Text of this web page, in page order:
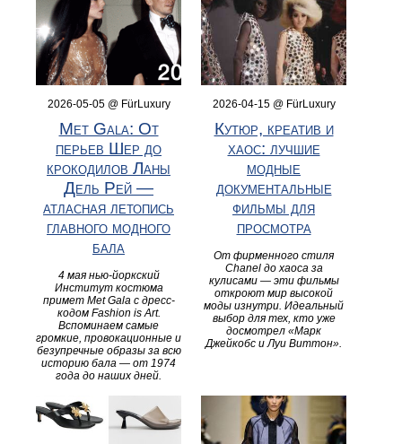
2026-05-05 @ FürLuxury
Met Gala: От
перьев Шер до
крокодилов Ланы
Дель Рей —
атласная летопись
главного модного
бала
4 мая нью-йоркский
Институт костюма
примет Met Gala с дресс-
кодом Fashion is Art.
Вспоминаем самые
громкие, провокационные и
безупречные образы за всю
историю бала — от 1974
года до наших дней.
2026-04-15 @ FürLuxury
Кутюр, креатив и
хаос: лучшие
модные
документальные
фильмы для
просмотра
От фирменного стиля
Chanel до хаоса за
кулисами — эти фильмы
откроют мир высокой
моды изнутри. Идеальный
выбор для тех, кто уже
досмотрел «Марк
Джейкобс и Луи Виттон».